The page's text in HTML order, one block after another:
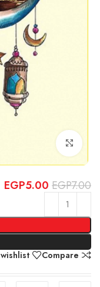
Click to enlarge
EGP7.00
EGP5.00
Compare